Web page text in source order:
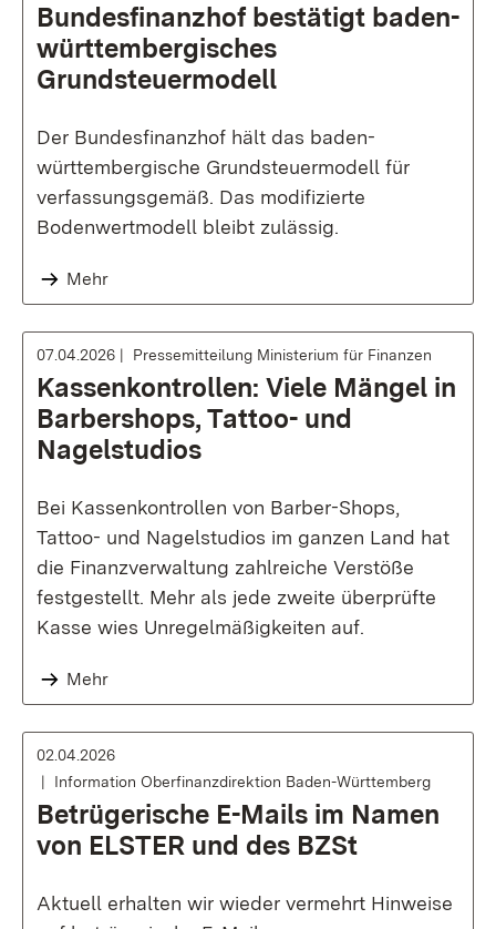
Bundesfinanzhof bestätigt baden-
württembergisches
Grundsteuermodell
Der Bundesfinanzhof hält das baden-
württembergische Grundsteuermodell für
verfassungsgemäß. Das modifizierte
Bodenwertmodell bleibt zulässig.
Mehr
07.04.2026 Pressemitteilung Ministerium für Finanzen
Kassenkontrollen: Viele Mängel in
Barbershops, Tattoo- und
Nagelstudios
Bei Kassenkontrollen von Barber-Shops,
Tattoo- und Nagelstudios im ganzen Land hat
die Finanzverwaltung zahlreiche Verstöße
festgestellt. Mehr als jede zweite überprüfte
Kasse wies Unregelmäßigkeiten auf.
Mehr
02.04.2026
Information Oberfinanzdirektion Baden-Württemberg
Betrügerische E-Mails im Namen
von ELSTER und des BZSt
Aktuell erhalten wir wieder vermehrt Hinweise